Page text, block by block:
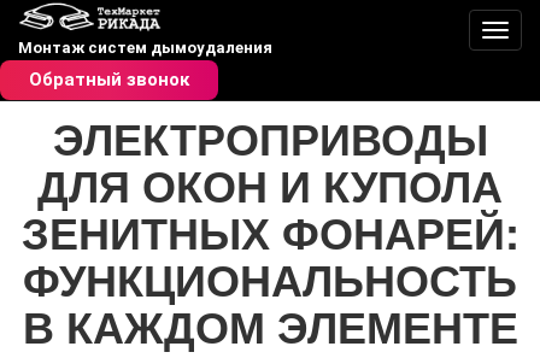
Монтаж систем дымоудаления
Обратный звонок
ЭЛЕКТРОПРИВОДЫ
ДЛЯ ОКОН И КУПОЛА
ЗЕНИТНЫХ ФОНАРЕЙ:
ФУНКЦИОНАЛЬНОСТЬ
В КАЖДОМ ЭЛЕМЕНТЕ